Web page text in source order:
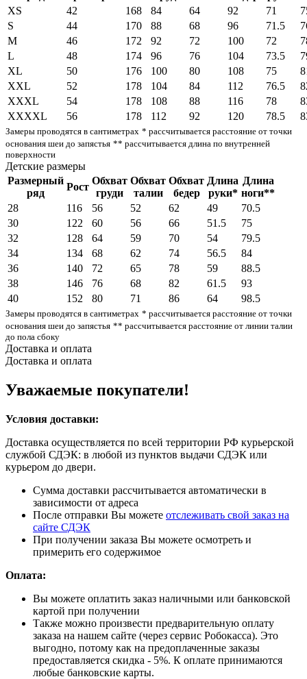
XS
42 168 84 64 92 71
S
44 170 88 68 96 71.5
M
46 172 92 72 100 72
L
48 174 96 76 104 73.5
XL
50 176 100 80 108 75
XXL
52 178 104 84 112 76.5
XXXL
54 178 108 88 116 78
XXXXL
56 178 112 92 120 78.5
Замеры проводятся в сантиметрах * рассчитывается расстояние от точки
основания шеи до запястья ** рассчитывается длина по внутренней
поверхности
Детские размеры
Размерный
ряд
Рост
Обхват
груди
Обхват
талии
Обхват
бедер
Длина
руки*
Длина
ноги**
28
116 56 52 62 49
70.5
30
122 60 56 66 51.5
75
32
128 64 59 70 54
79.5
34
134 68 62 74 56.5
84
36
140 72 65 78 59
88.5
38
146 76 68 82 61.5
93
40
152 80 71 86 64 98.5
Замеры проводятся в сантиметрах * рассчитывается расстояние от точки
основания шеи до запястья ** рассчитывается расстояние от линии талии
до пола сбоку
Доставка и оплата
Доставка и оплата
Уважаемые покупатели!
Условия доставки:
Доставка осуществляется по всей территории РФ курьерской
службой СДЭК: в любой из пунктов выдачи СДЭК или
курьером до двери.
Сумма доставки рассчитывается автоматически в
зависимости от адреса
После отправки Вы можете отслеживать свой заказ на
сайте СДЭК
При получении заказа Вы можете осмотреть и
примерить его содержимое
Оплата:
Вы можете оплатить заказ наличными или банковской
картой при получении
Также можно произвести предварительную оплату
заказа на нашем сайте (через сервис Робокасса). Это
выгодно, потому как на предоплаченные заказы
предоставляется скидка - 5%. К оплате принимаются
любые банковские карты.